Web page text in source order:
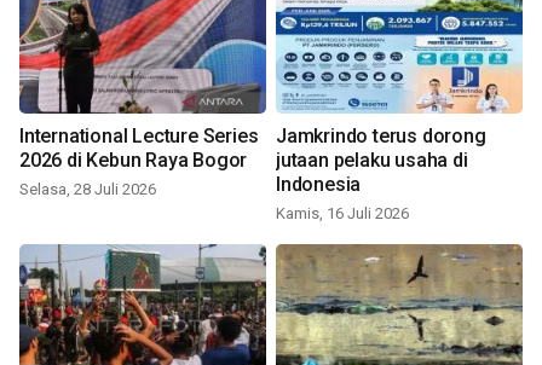
International Lecture Series
2026 di Kebun Raya Bogor
Selasa, 28 Juli 2026
Jamkrindo terus dorong
jutaan pelaku usaha di
Indonesia
Kamis, 16 Juli 2026